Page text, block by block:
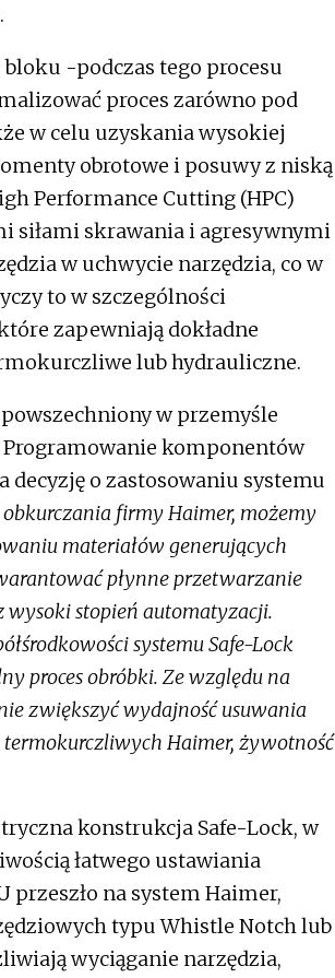
-podczas tego procesu
proces zarówno pod
w celu uzyskania wysokiej
obrotowe i posuwy z niską
Performance Cutting (HPC)
siłami skrawania i agresywnymi
w uchwycie narzędzia, co w
to w szczególności
zapewniają dokładne
lub hydrauliczne.
w przemyśle
komponentów
decyzję o zastosowaniu systemu
firmy Haimer, możemy
materiałów generujących
płynne przetwarzanie
wysoki stopień automatyzacji.
systemu Safe-Lock
proces obróbki. Ze względu na
zwiększyć wydajność usuwania
Haimer, żywotność
konstrukcja Safe-Lock, w
łatwego ustawiania
przeszło na system Haimer,
typu Whistle Notch lub
wyciąganie narzędzia,